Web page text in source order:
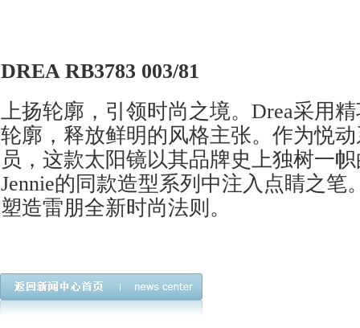
DREA RB3783 003/81
上扬轮廓，引领时尚之境。Drea采用
轮廓，释放鲜明的风格主张。作为悦
员，这款太阳镜以其品牌史上独树一
Jennie的同款造型系列中注入点睛之笔
塑造雷朋全新时尚法则。